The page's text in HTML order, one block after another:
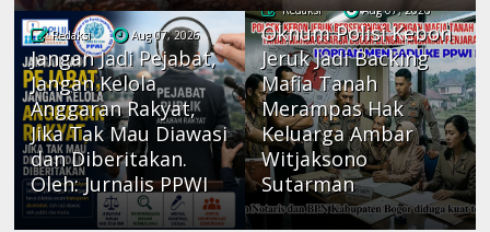
Redaksi Aug 07, 2026
Jangan Jadi Pejabat,
Jangan Kelola
Anggaran Rakyat,
Jika Tak Mau Diawasi
dan Diberitakan.
Oleh: Jurnalis PPWI
Redaksi Aug 07, 2026
Oknum Polisi Kebon
Jeruk Jadi Backing
Mafia Tanah
Merampas Hak
Keluarga Ambar
Witjaksono
Sutarman